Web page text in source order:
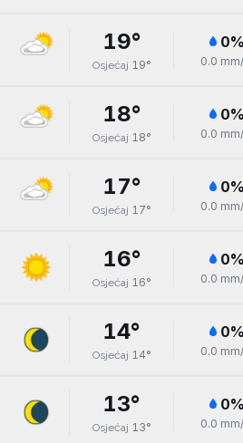
19°
Osjećaj 19°
0%
0.0
18°
Osjećaj 18°
0%
0.0
17°
Osjećaj 17°
0%
0.0
16°
Osjećaj 16°
0%
0.0
14°
Osjećaj 14°
0%
0.0
13°
Osjećaj 13°
0%
0.0